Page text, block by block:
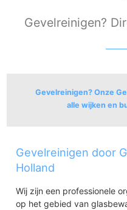
Gevelreinigen?
Gevelreinigen? Onze
alle wijken en
Kerkbuurt
Zuideinde
De Haal en De Heul en
Gevelreinigen door
Holland
Wij zijn een professionele
op het gebied van